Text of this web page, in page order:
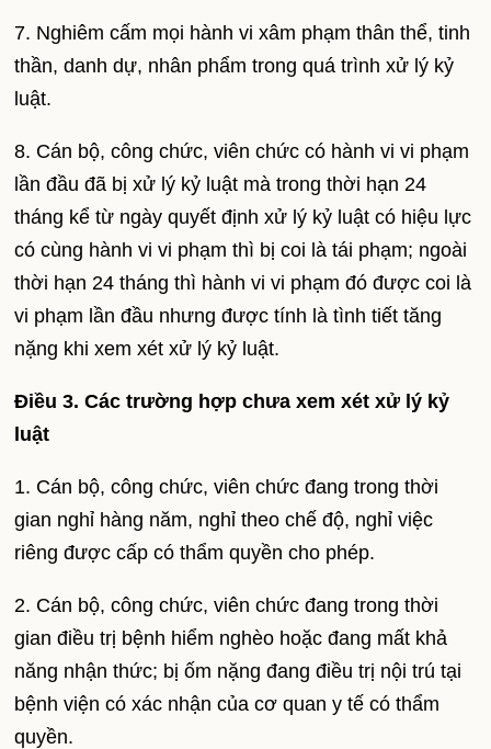
7. Nghiêm cấm mọi hành vi xâm phạm thân thể, tinh
thần, danh dự, nhân phẩm trong quá trình xử lý kỷ
luật.
8. Cán bộ, công chức, viên chức có hành vi vi phạm
lần đầu đã bị xử lý kỷ luật mà trong thời hạn 24
tháng kể từ ngày quyết định xử lý kỷ luật có hiệu lực
có cùng hành vi vi phạm thì bị coi là tái phạm; ngoài
thời hạn 24 tháng thì hành vi vi phạm đó được coi là
vi phạm lần đầu nhưng được tính là tình tiết tăng
nặng khi xem xét xử lý kỷ luật.
Điều 3. Các trường hợp chưa xem xét xử lý kỷ
luật
1. Cán bộ, công chức, viên chức đang trong thời
gian nghỉ hàng năm, nghỉ theo chế độ, nghỉ việc
riêng được cấp có thẩm quyền cho phép.
2. Cán bộ, công chức, viên chức đang trong thời
gian điều trị bệnh hiểm nghèo hoặc đang mất khả
năng nhận thức; bị ốm nặng đang điều trị nội trú tại
bệnh viện có xác nhận của cơ quan y tế có thẩm
quyền.